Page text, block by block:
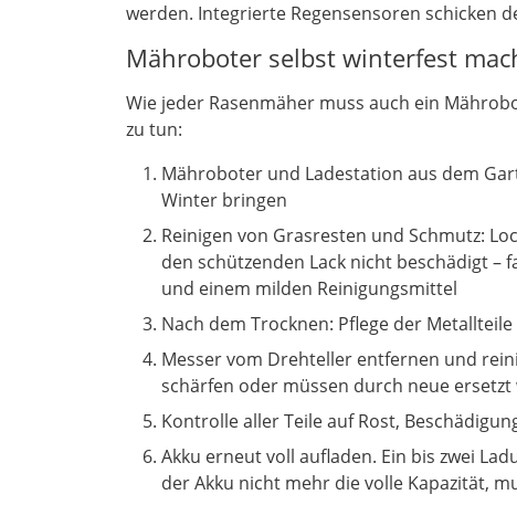
werden. Integrierte Regensensoren schicken
Mähroboter selbst winterfest
Wie jeder Rasenmäher muss auch ein
zu tun:
Mähroboter und Ladestation aus dem
Winter bringen
Reinigen von Grasresten und Schmutz:
den schützenden Lack nicht beschädigt –
und einem milden Reinigungsmittel
Nach dem Trocknen: Pflege der
Messer vom Drehteller entfernen und
schärfen oder müssen durch neue ersetzt
Kontrolle aller Teile auf Rost,
Akku erneut voll aufladen. Ein bis zwei
der Akku nicht mehr die volle Kapazität,